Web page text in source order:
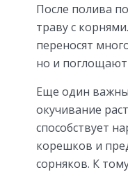
После полива
траву с
переносят
но и
Еще один
окучивание
способствует
корешков и
сорняков. К